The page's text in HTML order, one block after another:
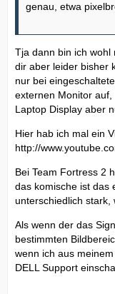
genau, etwa
Tja dann bin ich wohl
dir aber leider bisher
nur bei
externen Monitor
Laptop Display aber
Hier hab ich mal ein
http://
Bei Team Fortress 2
das komische ist das
unterschiedlich stark,
Als wenn der das
bestimmten
wenn ich aus
DELL Support